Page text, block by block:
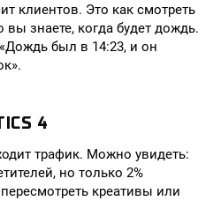
клиентов. Это как смотреть
вы знаете, когда будет дождь.
был в 14:23, и он
4
трафик. Можно увидеть:
но только 2%
креативы или